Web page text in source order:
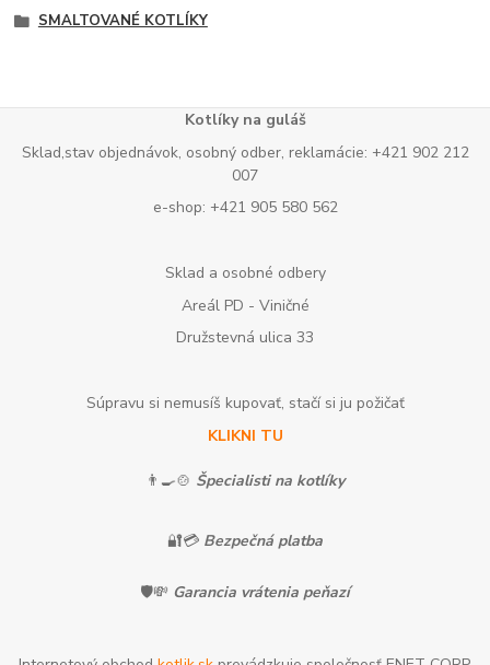
SMALTOVANÉ KOTLÍKY
Kotlíky na guláš
Sklad,stav objednávok, osobný odber, reklamácie: +421 902 212
007
e-shop: +421 905 580 562
Sklad a osobné odbery
Areál PD - Viničné
Družstevná ulica 33
Súpravu si nemusíš kupovať, stačí si ju požičať
KLIKNI TU
👨‍🍳🍲 Špecialisti na kotlíky
🔐💳 Bezpečná platba
🛡️💸 Garancia vrátenia peňazí